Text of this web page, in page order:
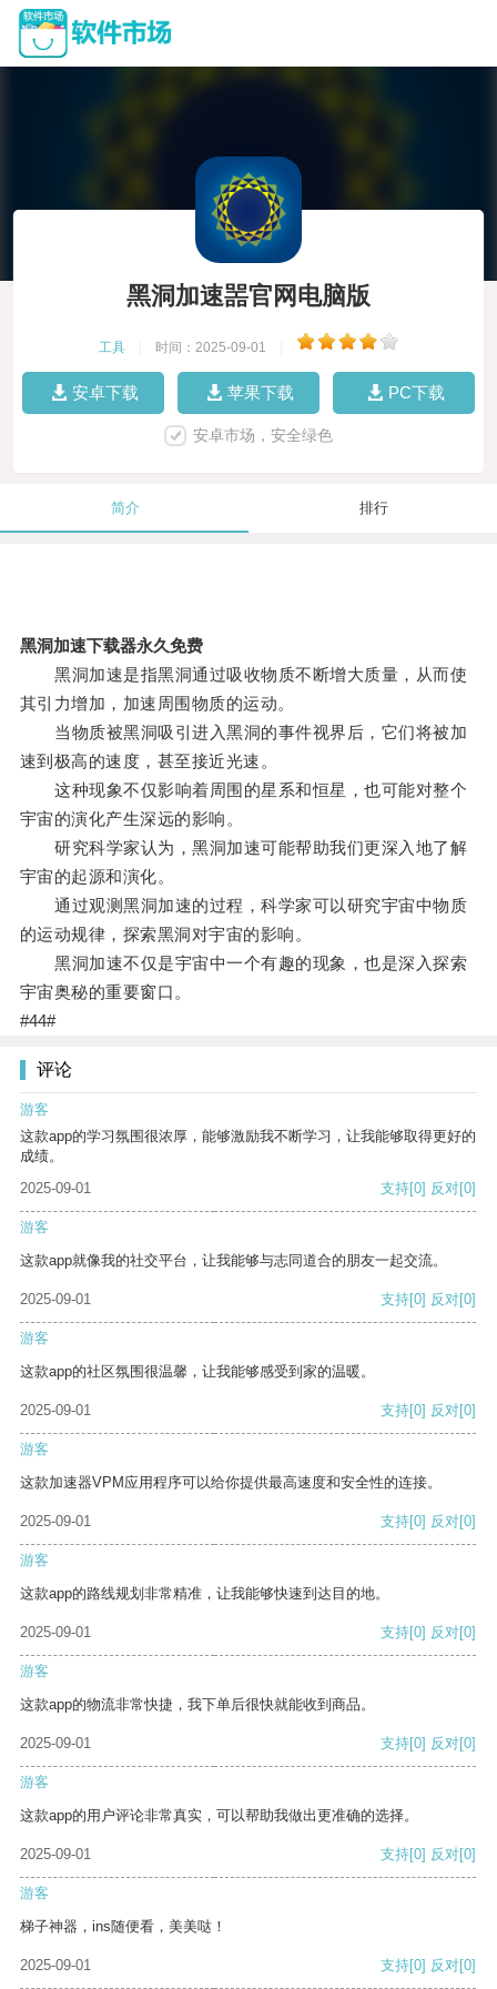
黑洞加速噐官网电脑版
工具 时间：2025-09-01
安卓下载 苹果下载 PC下载
安卓市场，安全绿色
简介 排行
黑洞加速下载器永久免费
黑洞加速是指黑洞通过吸收物质不断增大质量，从而使
其引力增加，加速周围物质的运动。
当物质被黑洞吸引进入黑洞的事件视界后，它们将被加
速到极高的速度，甚至接近光速。
这种现象不仅影响着周围的星系和恒星，也可能对整个
宇宙的演化产生深远的影响。
研究科学家认为，黑洞加速可能帮助我们更深入地了解
宇宙的起源和演化。
通过观测黑洞加速的过程，科学家可以研究宇宙中物质
的运动规律，探索黑洞对宇宙的影响。
黑洞加速不仅是宇宙中一个有趣的现象，也是深入探索
宇宙奥秘的重要窗口。
#44#
评论
游客
这款app的学习氛围很浓厚，能够激励我不断学习，让我能够取得更好的
成绩。
2025-09-01
支持[0] 反对[0]
游客
这款app就像我的社交平台，让我能够与志同道合的朋友一起交流。
2025-09-01 支持[0] 反对[0]
游客
这款app的社区氛围很温馨，让我能够感受到家的温暖。
2025-09-01 支持[0] 反对[0]
游客
这款加速器VPM应用程序可以给你提供最高速度和安全性的连接。
2025-09-01 支持[0] 反对[0]
游客
这款app的路线规划非常精准，让我能够快速到达目的地。
2025-09-01 支持[0] 反对[0]
游客
这款app的物流非常快捷，我下单后很快就能收到商品。
2025-09-01 支持[0] 反对[0]
游客
这款app的用户评论非常真实，可以帮助我做出更准确的选择。
2025-09-01 支持[0] 反对[0]
游客
梯子神器，ins随便看，美美哒！
2025-09-01 支持[0] 反对[0]